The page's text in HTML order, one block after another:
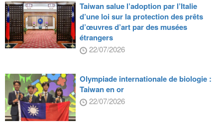
Taiwan salue l’adoption par l’Italie
d’une loi sur la protection des prêts
d’œuvres d’art par des musées
étrangers
22/07/2026
Olympiade internationale de biologie :
Taiwan en or
22/07/2026